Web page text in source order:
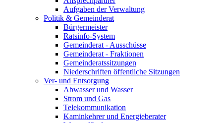
Aufgaben der Verwaltung
Politik & Gemeinderat
Bürgermeister
Ratsinfo-System
Gemeinderat - Ausschüsse
Gemeinderat - Fraktionen
Gemeinderatssitzungen
Niederschriften öffentliche Sitzungen
Ver- und Entsorgung
Abwasser und Wasser
Strom und Gas
Telekommunikation
Kaminkehrer und Energieberater